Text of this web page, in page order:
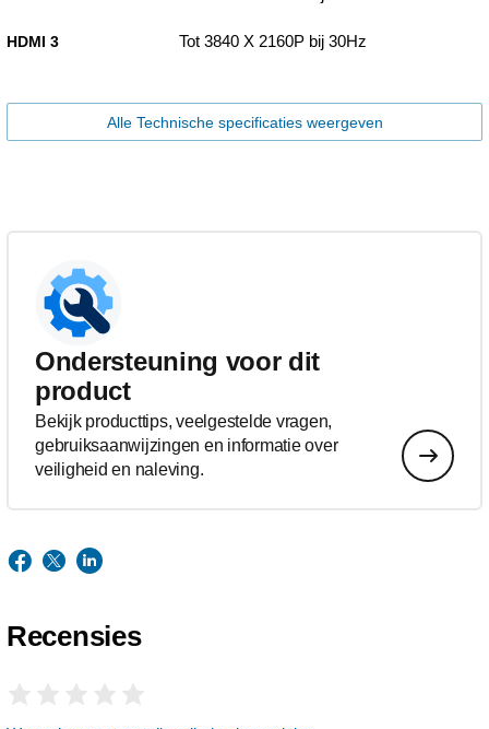
HDMI 3 Tot 3840 X 2160P bij 30Hz
Alle Technische specificaties weergeven
Ondersteuning voor dit
product
Bekijk producttips, veelgestelde vragen,
gebruiksaanwijzingen en informatie over
veiligheid en naleving.
Recensies